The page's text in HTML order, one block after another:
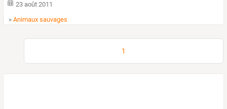
23 août 2011
»Animaux sauvages
1